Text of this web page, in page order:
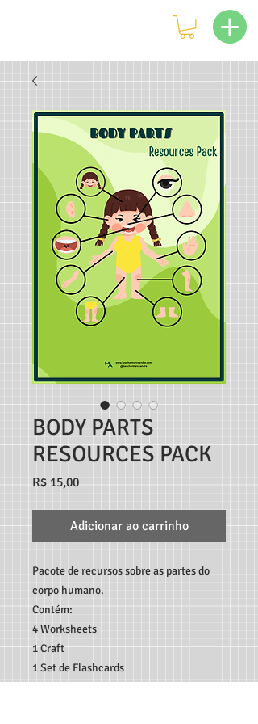
BODY PARTS
RESOURCES PACK
R$ 15,00Preço
Adicionar ao carrinho
Pacote de recursos sobre as partes do
corpo humano.
Contém:
4 Worksheets
1 Craft
1 Set de Flashcards